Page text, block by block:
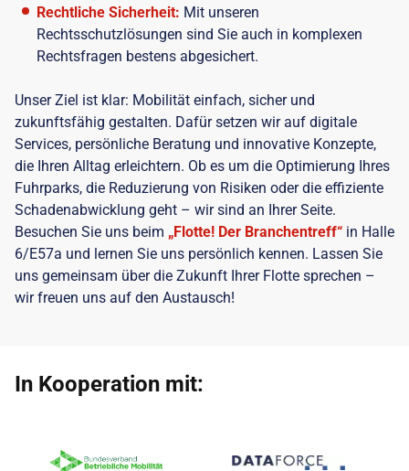
Rechtliche Sicherheit: Mit unseren
Rechtsschutzlösungen sind Sie auch in komplexen
Rechtsfragen bestens abgesichert.
Unser Ziel ist klar: Mobilität einfach, sicher und
zukunftsfähig gestalten. Dafür setzen wir auf digitale
Services, persönliche Beratung und innovative Konzepte,
die Ihren Alltag erleichtern. Ob es um die Optimierung Ihres
Fuhrparks, die Reduzierung von Risiken oder die effiziente
Schadenabwicklung geht – wir sind an Ihrer Seite.
Besuchen Sie uns beim „Flotte! Der Branchentreff“ in Halle
6/E57a und lernen Sie uns persönlich kennen. Lassen Sie
uns gemeinsam über die Zukunft Ihrer Flotte sprechen –
wir freuen uns auf den Austausch!
In Kooperation mit: